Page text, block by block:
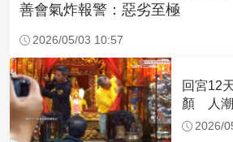
善會氣炸報警：惡劣至極
2026/05/03 10:57
回宮12
顏 人潮
2026/